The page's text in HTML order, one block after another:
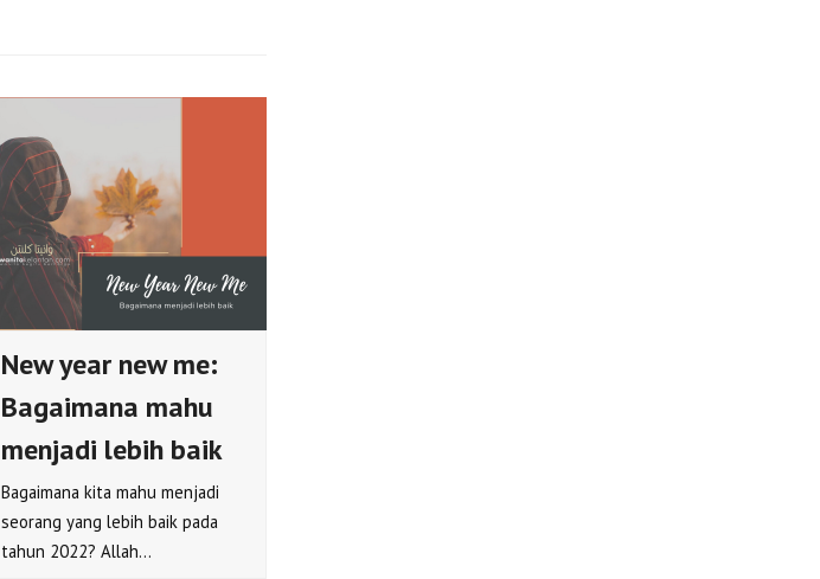
New year new me:
Bagaimana mahu
menjadi lebih baik
Bagaimana kita mahu menjadi
seorang yang lebih baik pada
tahun 2022? Allah…